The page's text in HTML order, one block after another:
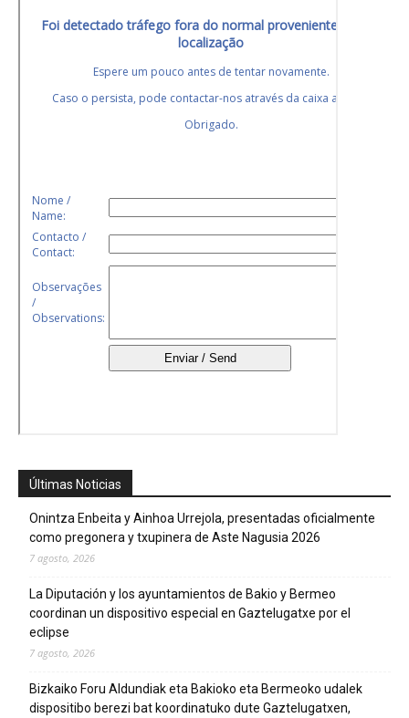
Últimas Noticias
Onintza Enbeita y Ainhoa Urrejola, presentadas oficialmente
como pregonera y txupinera de Aste Nagusia 2026
7 agosto, 2026
La Diputación y los ayuntamientos de Bakio y Bermeo
coordinan un dispositivo especial en Gaztelugatxe por el
eclipse
7 agosto, 2026
Bizkaiko Foru Aldundiak eta Bakioko eta Bermeoko udalek
dispositibo berezi bat koordinatuko dute Gaztelugatxen,